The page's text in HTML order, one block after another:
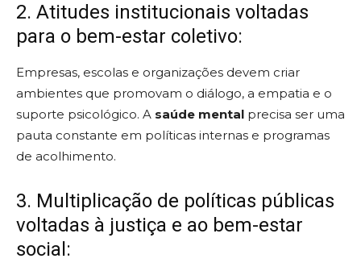
2. Atitudes institucionais voltadas
para o bem-estar coletivo:
Empresas, escolas e organizações devem criar
ambientes que promovam o diálogo, a empatia e o
suporte psicológico. A saúde mental precisa ser uma
pauta constante em políticas internas e programas
de acolhimento.
3. Multiplicação de políticas públicas
voltadas à justiça e ao bem-estar
social: